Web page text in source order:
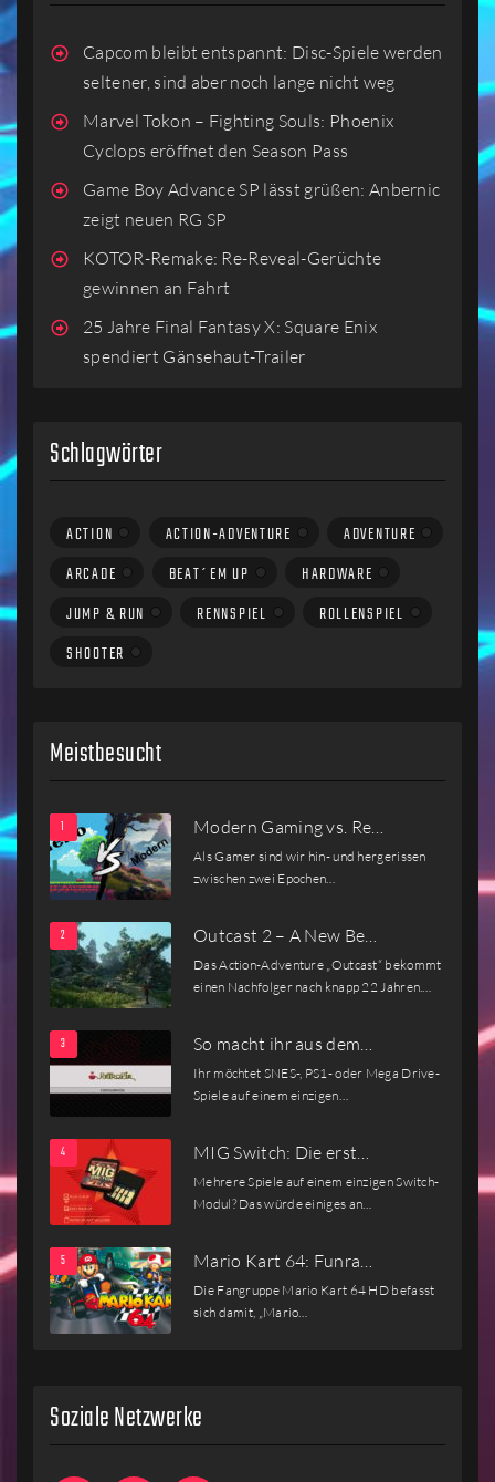
Capcom bleibt entspannt: Disc-Spiele werden
seltener, sind aber noch lange nicht weg
Marvel Tokon – Fighting Souls: Phoenix
Cyclops eröffnet den Season Pass
Game Boy Advance SP lässt grüßen: Anbernic
zeigt neuen RG SP
KOTOR-Remake: Re-Reveal-Gerüchte
gewinnen an Fahrt
25 Jahre Final Fantasy X: Square Enix
spendiert Gänsehaut-Trailer
Schlagwörter
ACTION ACTION-ADVENTURE
ADVENTURE
ARCADE
BEAT´EM UP
HARDWARE
JUMP & RUN
RENNSPIEL
ROLLENSPIEL
SHOOTER
Meistbesucht
Modern Gaming vs. Re…
Als Gamer sind wir hin- und hergerissen
zwischen zwei Epochen…
Outcast 2 – A New Be…
Das Action-Adventure „Outcast“ bekommt
einen Nachfolger nach knapp 22 Jahren.…
So macht ihr aus dem…
Ihr möchtet SNES-, PS1- oder Mega Drive-
Spiele auf einem einzigen…
MIG Switch: Die erst…
Mehrere Spiele auf einem einzigen Switch-
Modul? Das würde einiges an…
Mario Kart 64: Funra…
Die Fangruppe Mario Kart 64 HD befasst
sich damit, „Mario…
Soziale Netzwerke